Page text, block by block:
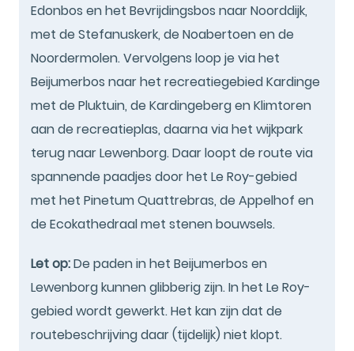
Edonbos en het Bevrijdingsbos naar Noorddijk,
met de Stefanuskerk, de Noabertoen en de
Noordermolen. Vervolgens loop je via het
Beijumerbos naar het recreatiegebied Kardinge
met de Pluktuin, de Kardingeberg en Klimtoren
aan de recreatieplas, daarna via het wijkpark
terug naar Lewenborg. Daar loopt de route via
spannende paadjes door het Le Roy-gebied
met het Pinetum Quattrebras, de Appelhof en
de Ecokathedraal met stenen bouwsels.
Let op:De paden in het Beijumerbos en
Lewenborg kunnen glibberig zijn. In het Le Roy-
gebied wordt gewerkt. Het kan zijn dat de
routebeschrijving daar (tijdelijk) niet klopt.